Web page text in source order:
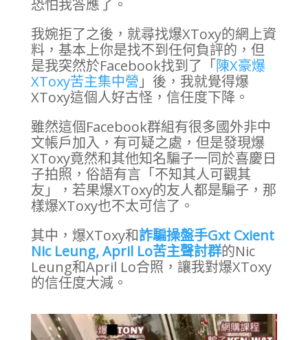
恐怕我答應了。
我婉拒了之後，就尋找爆XToxy的網上資
料，基本上你是找不到任何負評的，但
是我突然於Facebook找到了「陳X豪爆
XToxy苦主集中營 」後，我就覺得爆
XToxy這個人好古怪，信任度下降。
雖然這個Facebook群組有很多國外非中
文帳戶加入，有可疑之處，但是發現爆
XToxy竟然和其他知名騙子一同於喜慶日
子拍照，俗語有言「不知其人可觀其
友」，若果爆XToxy的友人都是騙子，那
樣爆XToxy也不太可信了。
其中，爆XToxy和詐騙操盤手Gxt Cxient
Nic Leung, April Lo苦主聲討群的Nic
Leung和April Lo合照，讓我對爆XToxy
的信任度大減。